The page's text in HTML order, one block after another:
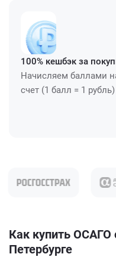
100% кешбэк за
Начисляем баллами
счет (1 балл = 1 рубль)
Как купить ОСАГО
Петербурге